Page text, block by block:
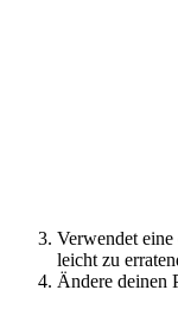
Verwendet
leicht zu
Ändere deinen